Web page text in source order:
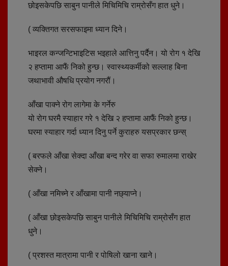
छोइसकेपछि साबुन पानीले मिचिमिचि राम्रोसँग हात धुने।
( व्यक्तिगत सरसफाइमा ध्यान दिने।
भाइरल कन्जन्टिभाइटिस भइहाले आत्तिनु पर्दैन। यो रोग १ देखि
२ हप्तामा आफैं निको हुन्छ। स्वास्थ्यकर्मीको सल्लाह बिना
जथाभावी औषधि प्रयोग नगरौं।
आँखा पाक्ने रोग लागेमा के गर्नेरु
यो रोग घरमै स्याहार गरे १ देखि २ हप्तामा आफैं निको हुन्छ।
घरमा स्याहार गर्दा ध्यान दिनु पर्ने कुराहरु यसप्रकार छन्स्
( बरफले आँखा सेक्दा आँखा बन्द गरेर वा सफा रुमालमा राखेर
सेक्ने।
( आँखा नमिच्ने र आँखामा पानी नछ्याप्ने।
( आँखा छोइसकेपछि साबुन पानीले मिचिमिचि राम्रोसँग हात
धुने।
( प्रशस्त मात्रामा पानी र पोषिलो खाना खाने।